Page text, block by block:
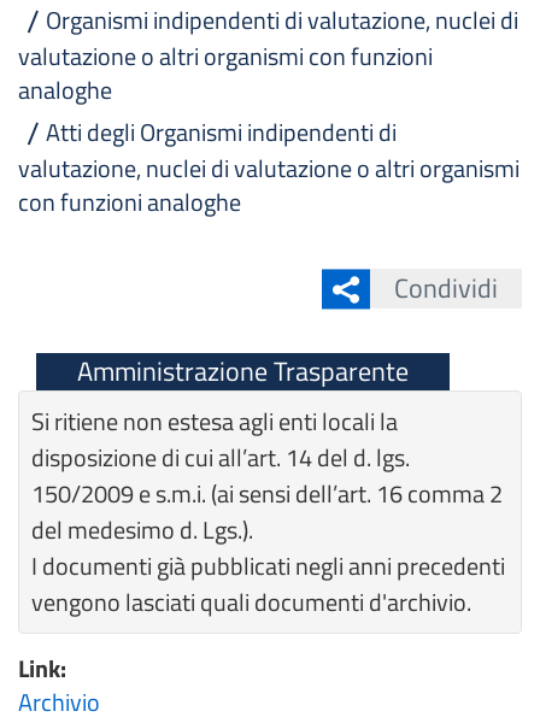
Organismi indipendenti di valutazione, nuclei di
valutazione o altri organismi con funzioni
analoghe
Atti degli Organismi indipendenti di
valutazione, nuclei di valutazione o altri organismi
con funzioni analoghe
Condividi
Amministrazione Trasparente
Si ritiene non estesa agli enti locali la
disposizione di cui all’art. 14 del d. lgs.
150/2009 e s.m.i. (ai sensi dell’art. 16 comma 2
del medesimo d. Lgs.).
I documenti già pubblicati negli anni precedenti
vengono lasciati quali documenti d'archivio.
Link:
Archivio